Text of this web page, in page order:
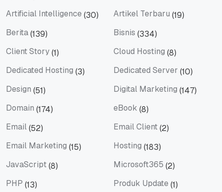
Artificial Intelligence (30) Artikel Terbaru (19)
Berita(139) Bisnis (334)
Client Story(1) Cloud Hosting (8)
Dedicated Hosting (3) Dedicated Server (10)
Design (51) Digital Marketing (147)
Domain (174) eBook (8)
Email(52) Email Client(2)
Email Marketing (15) Hosting (183)
JavaScript(8) Microsoft365 (2)
PHP (13) Produk Update (1)